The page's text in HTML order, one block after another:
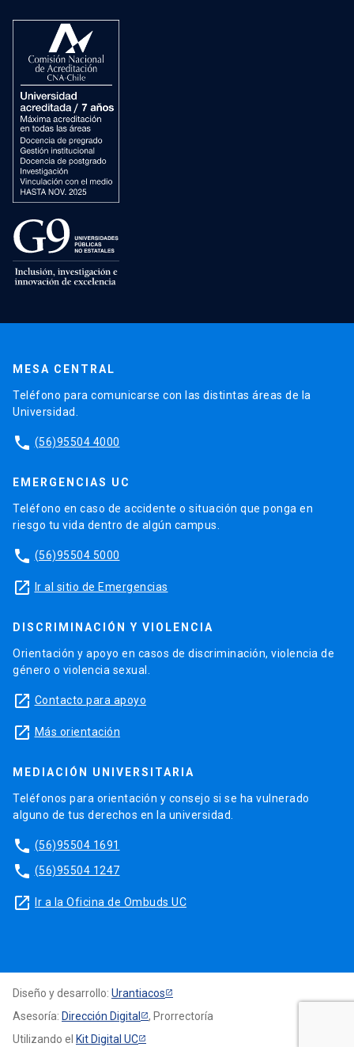
MESA CENTRAL
Teléfono para comunicarse con las distintas áreas de la
Universidad.
phone (56)95504 4000
EMERGENCIAS UC
Teléfono en caso de accidente o situación que ponga en
riesgo tu vida dentro de algún campus.
phone (56)95504 5000
launch Ir al sitio de Emergencias
DISCRIMINACIÓN Y VIOLENCIA
Orientación y apoyo en casos de discriminación, violencia de
género o violencia sexual.
launch Contacto para apoyo
launch Más orientación
MEDIACIÓN UNIVERSITARIA
Teléfonos para orientación y consejo si se ha vulnerado
alguno de tus derechos en la universidad.
phone (56)95504 1691
phone (56)95504 1247
launch Ir a la Oficina de Ombuds UC
Diseño y desarrollo: Urantiacos
Asesoría: Dirección Digital
, Prorrectoría
Utilizando el Kit Digital UC